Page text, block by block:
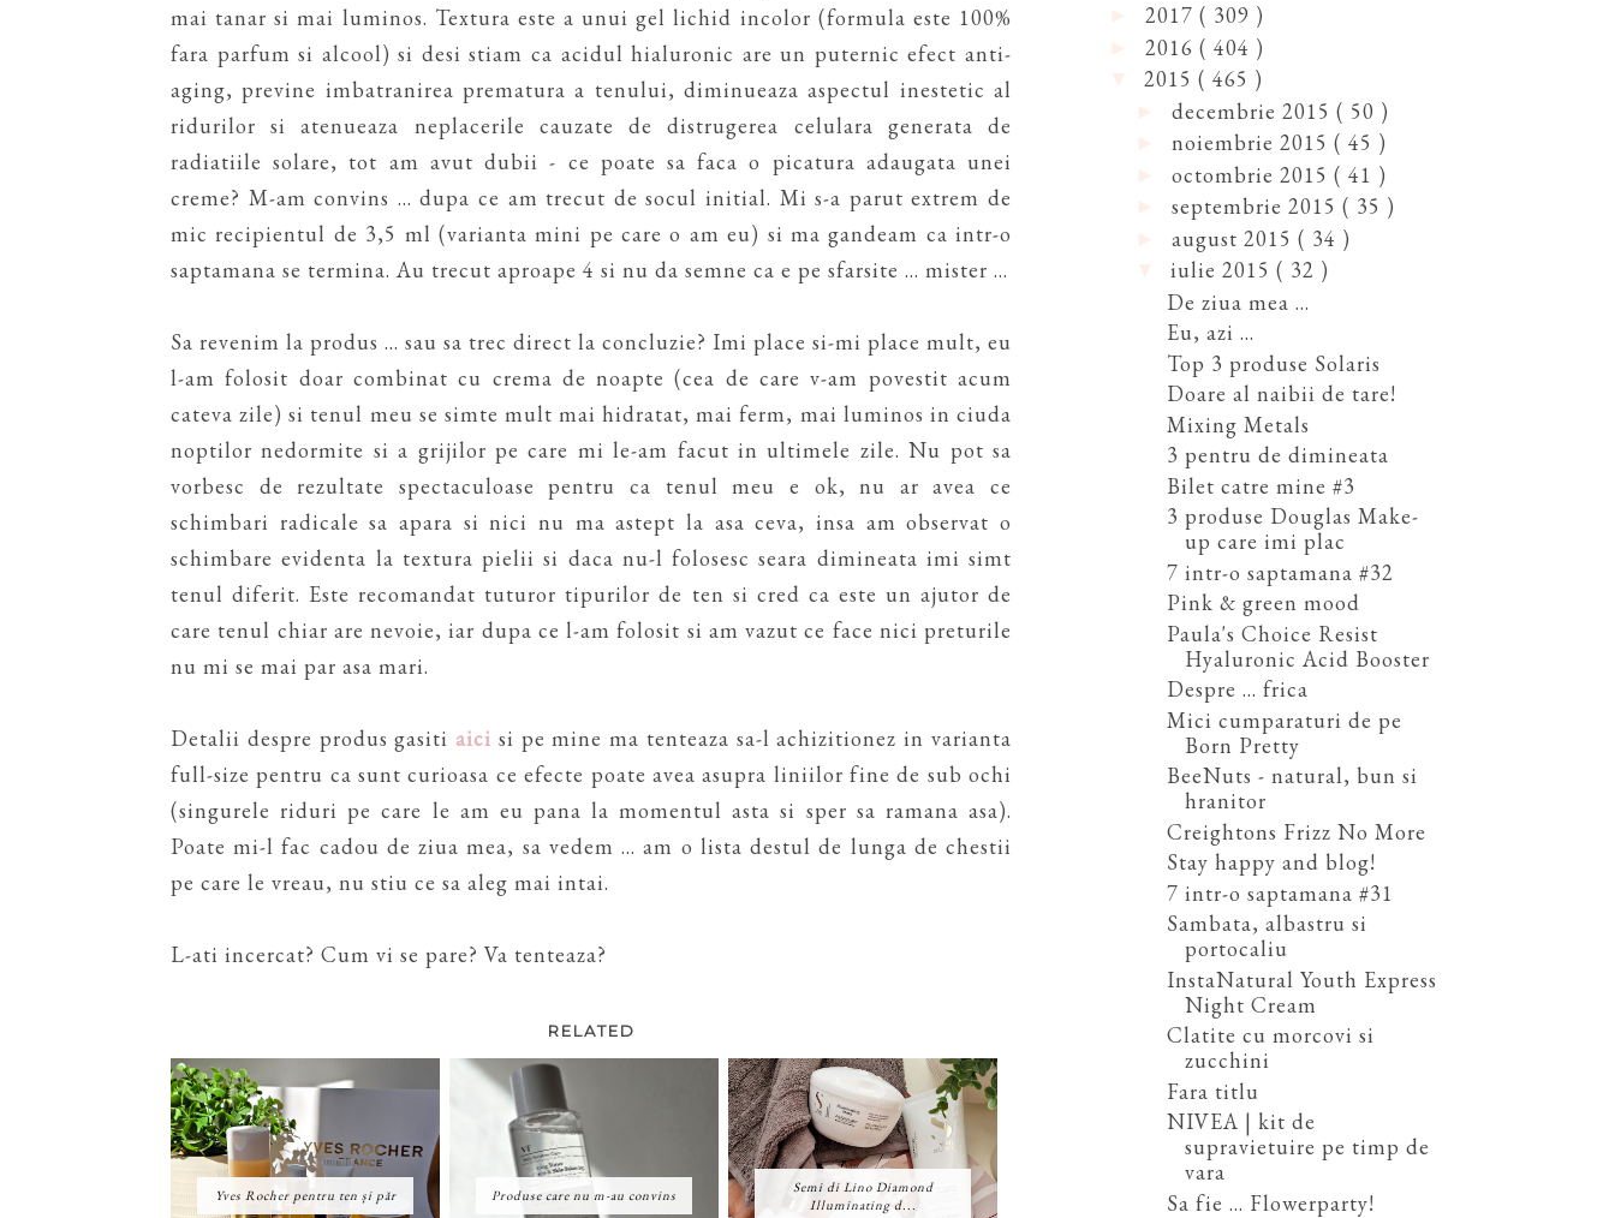
mai tanar si mai luminos. Textura este a unui gel lichid incolor (formula este 100%
fara parfum si alcool) si desi stiam ca acidul hialuronic are un puternic efect anti-
aging, previne imbatranirea prematura a tenului, diminueaza aspectul inestetic al
ridurilor si atenueaza neplacerile cauzate de distrugerea celulara generata de
radiatiile solare, tot am avut dubii - ce poate sa faca o picatura adaugata unei
creme? M-am convins ... dupa ce am trecut de socul initial. Mi s-a parut extrem de
mic recipientul de 3,5 ml (varianta mini pe care o am eu) si ma gandeam ca intr-o
saptamana se termina. Au trecut aproape 4 si nu da semne ca e pe sfarsite ... mister ...
Sa revenim la produs ... sau sa trec direct la concluzie? Imi place si-mi place mult, eu
l-am folosit doar combinat cu crema de noapte (cea de care v-am povestit acum
cateva zile) si tenul meu se simte mult mai hidratat, mai ferm, mai luminos in ciuda
noptilor nedormite si a grijilor pe care mi le-am facut in ultimele zile. Nu pot sa
vorbesc de rezultate spectaculoase pentru ca tenul meu e ok, nu ar avea ce
schimbari radicale sa apara si nici nu ma astept la asa ceva, insa am observat o
schimbare evidenta la textura pielii si daca nu-l folosesc seara dimineata imi simt
tenul diferit. Este recomandat tuturor tipurilor de ten si cred ca este un ajutor de
care tenul chiar are nevoie, iar dupa ce l-am folosit si am vazut ce face nici preturile
nu mi se mai par asa mari.
Detalii despre produs gasiti aici si pe mine ma tenteaza sa-l achizitionez in varianta
full-size pentru ca sunt curioasa ce efecte poate avea asupra liniilor fine de sub ochi
(singurele riduri pe care le am eu pana la momentul asta si sper sa ramana asa).
Poate mi-l fac cadou de ziua mea, sa vedem ... am o lista destul de lunga de chestii
pe care le vreau, nu stiu ce sa aleg mai intai.
L-ati incercat? Cum vi se pare? Va tenteaza?
RELATED
Yves Rocher pentru ten și păr Produse care nu m-au convins
Semi di Lino Diamond
Illuminating d...
2017 ( 309 )
2016 ( 404 )
2015 ( 465 )
decembrie 2015 ( 50 )
noiembrie 2015 ( 45 )
octombrie 2015 ( 41 )
septembrie 2015 ( 35 )
august 2015 ( 34 )
iulie 2015 ( 32 )
De ziua mea ...
Eu, azi ...
Top 3 produse Solaris
Doare al naibii de tare!
Mixing Metals
3 pentru de dimineata
Bilet catre mine #3
3 produse Douglas Make-
up care imi plac
7 intr-o saptamana #32
Pink & green mood
Paula's Choice Resist
Hyaluronic Acid Booster
Despre ... frica
Mici cumparaturi de pe
Born Pretty
BeeNuts - natural, bun si
hranitor
Creightons Frizz No More
Stay happy and blog!
7 intr-o saptamana #31
Sambata, albastru si
portocaliu
InstaNatural Youth Express
Night Cream
Clatite cu morcovi si
zucchini
Fara titlu
NIVEA | kit de
supravietuire pe timp de
vara
Sa fie ... Flowerparty!